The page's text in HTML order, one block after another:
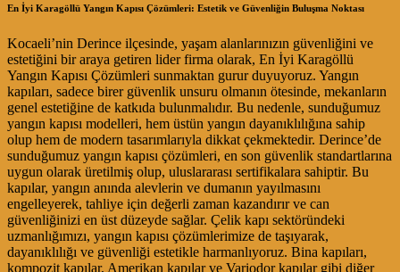
En İyi Karagöllü Yangın Kapısı Çözümleri: Estetik ve Güvenliğin Buluşma Noktası
Kocaeli’nin Derince ilçesinde, yaşam alanlarınızın güvenliğini ve
estetiğini bir araya getiren lider firma olarak, En İyi Karagöllü
Yangın Kapısı Çözümleri sunmaktan gurur duyuyoruz. Yangın
kapıları, sadece birer güvenlik unsuru olmanın ötesinde, mekanların
genel estetiğine de katkıda bulunmalıdır. Bu nedenle, sunduğumuz
yangın kapısı modelleri, hem üstün yangın dayanıklılığına sahip
olup hem de modern tasarımlarıyla dikkat çekmektedir. Derince’de
sunduğumuz yangın kapısı çözümleri, en son güvenlik standartlarına
uygun olarak üretilmiş olup, uluslararası sertifikalara sahiptir. Bu
kapılar, yangın anında alevlerin ve dumanın yayılmasını
engelleyerek, tahliye için değerli zaman kazandırır ve can
güvenliğinizi en üst düzeyde sağlar. Çelik kapı sektöründeki
uzmanlığımızı, yangın kapısı çözümlerimize de taşıyarak,
dayanıklılığı ve güvenliği estetikle harmanlıyoruz. Bina kapıları,
kompozit kapılar, Amerikan kapılar ve Variodor kapılar gibi diğer